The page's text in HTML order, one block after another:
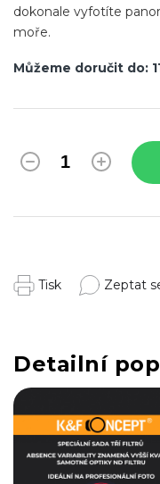
Můžeme doručit do:
dokonale vyfotíte
moře.
Tisk Zeptat
Detailní